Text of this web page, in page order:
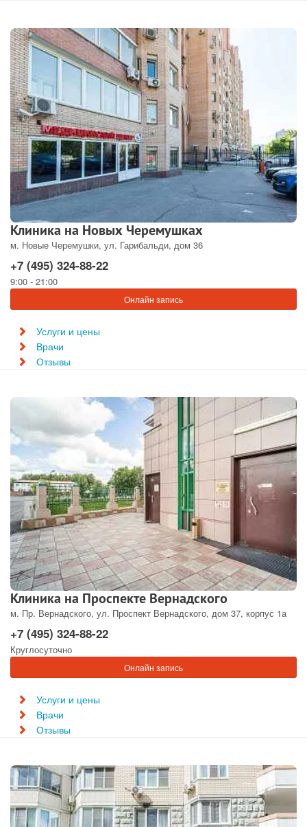
Клиника на Новых Черемушках
м. Новые Черемушки, ул. Гарибальди, дом 36
+7 (495) 324-88-22
9:00 - 21:00
Онлайн запись
Услуги и цены
Врачи
Отзывы
Клиника на Проспекте Вернадского
м. Пр. Вернадского, ул. Проспект Вернадского, дом 37, корпус 1а
+7 (495) 324-88-22
Круглосуточно
Онлайн запись
Услуги и цены
Врачи
Отзывы